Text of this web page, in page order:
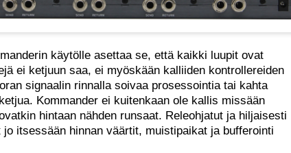
käytölle asettaa se, että kaikki luupit ovat
ei ketjuun saa, ei myöskään kalliiden kontrollereiden
signaalin rinnalla soivaa prosessointia tai kahta
Kommander ei kuitenkaan ole kallis missään
hintaan nähden runsaat. Releohjatut ja hiljaisesti
itsessään hinnan väärtit, muistipaikat ja bufferointi